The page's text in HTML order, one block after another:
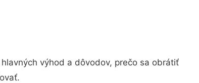
výhod a dôvodov, prečo sa obrátiť